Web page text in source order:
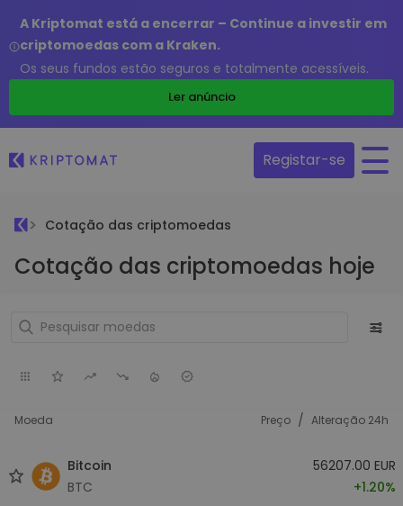
A Kriptomat está a encerrar – Continue a investir em
criptomoedas com a Kraken.
Os seus fundos estão seguros e totalmente acessíveis.
Ler anúncio
Registar-se
Cotação das criptomoedas
Cotação das criptomoedas hoje
Moeda Preço / Alteração 24h
Bitcoin
BTC
56207.00 EUR
+1.20%